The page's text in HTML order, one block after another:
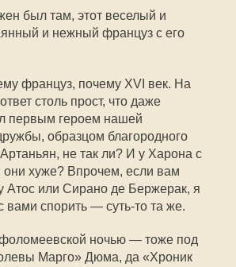
был там, этот веселый и
и нежный француз с его
француз, почему XVI век. На
столь прост, что даже
первым героем нашей
образцом благородного
не так ли? И у Харона с
они хуже? Впрочем, если вам
Атос или Сирано де Бержерак, я
вами спорить — суть-то та же.
ночью — тоже под
Марго» Дюма, да «Хроник